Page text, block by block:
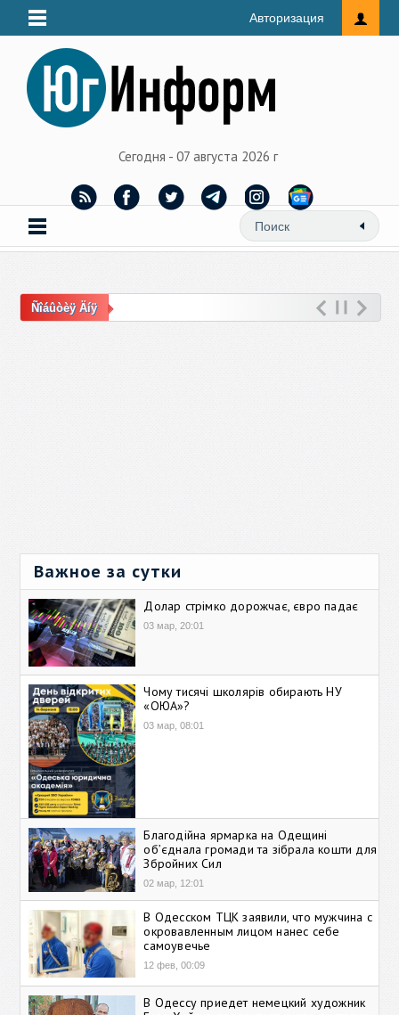
Авторизация
Сегодня - 07 августа 2026 г
Ñîáûòèÿ Äíÿ
Важное за сутки
Долар стрімко дорожчає, євро падає
03 мар, 20:01
Чому тисячі школярів обирають НУ
«ОЮА»?
03 мар, 08:01
Благодійна ярмарка на Одещині
об’єднала громади та зібрала кошти для
Збройних Сил
02 мар, 12:01
В Одесском ТЦК заявили, что мужчина с
окровавленным лицом нанес себе
самоувечье
12 фев, 00:09
В Одессу приедет немецкий художник